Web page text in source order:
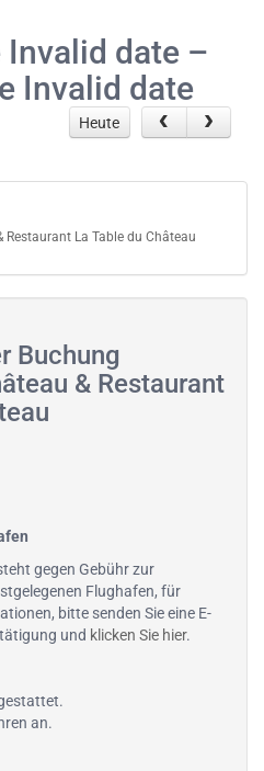
date –
Invalid date
Heute
La Table du Château
Buchung
& Restaurant
gegen Gebühr zur
Flughafen, für
bitte senden Sie eine E-
und klicken Sie hier.
an.